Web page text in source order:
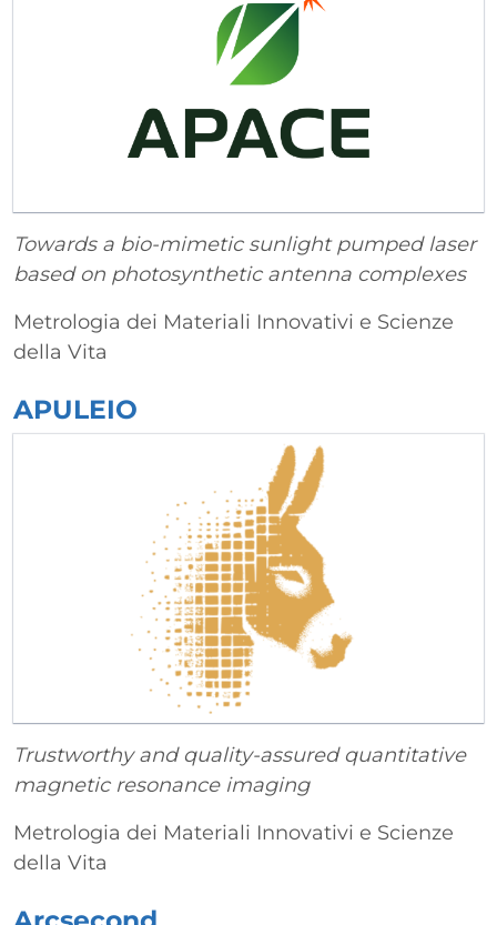
Towards a bio-mimetic sunlight pumped laser
based on photosynthetic antenna complexes
Metrologia dei Materiali Innovativi e Scienze
della Vita
APULEIO
Trustworthy and quality-assured quantitative
magnetic resonance imaging
Metrologia dei Materiali Innovativi e Scienze
della Vita